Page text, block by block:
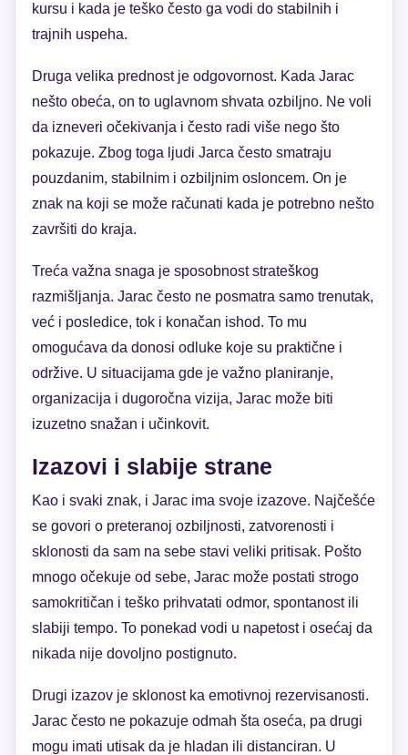
kursu i kada je teško često ga vodi do stabilnih i
trajnih uspeha.
Druga velika prednost je odgovornost. Kada Jarac
nešto obeća, on to uglavnom shvata ozbiljno. Ne voli
da izneveri očekivanja i često radi više nego što
pokazuje. Zbog toga ljudi Jarca često smatraju
pouzdanim, stabilnim i ozbiljnim osloncem. On je
znak na koji se može računati kada je potrebno nešto
završiti do kraja.
Treća važna snaga je sposobnost strateškog
razmišljanja. Jarac često ne posmatra samo trenutak,
već i posledice, tok i konačan ishod. To mu
omogućava da donosi odluke koje su praktične i
održive. U situacijama gde je važno planiranje,
organizacija i dugoročna vizija, Jarac može biti
izuzetno snažan i učinkovit.
Izazovi i slabije strane
Kao i svaki znak, i Jarac ima svoje izazove. Najčešće
se govori o preteranoj ozbiljnosti, zatvorenosti i
sklonosti da sam na sebe stavi veliki pritisak. Pošto
mnogo očekuje od sebe, Jarac može postati strogo
samokritičan i teško prihvatati odmor, spontanost ili
slabiji tempo. To ponekad vodi u napetost i osećaj da
nikada nije dovoljno postignuto.
Drugi izazov je sklonost ka emotivnoj rezervisanosti.
Jarac često ne pokazuje odmah šta oseća, pa drugi
mogu imati utisak da je hladan ili distanciran. U